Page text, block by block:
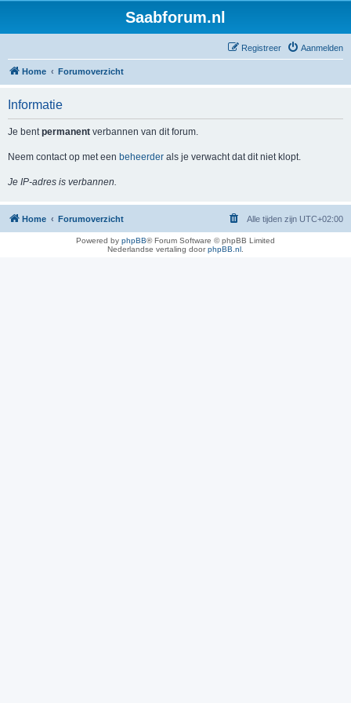
Saabforum.nl
Aanmelden
Registreer
Home Forumoverzicht
Informatie
Je bentpermanent verbannen van dit forum.
Neem contact op met een beheerder als je verwacht dat dit niet klopt.
Je IP-adres is verbannen.
Home Forumoverzicht Alle tijden zijn UTC+02:00
Powered by phpBB® Forum Software © phpBB Limited
Nederlandse vertaling doorphpBB.nl